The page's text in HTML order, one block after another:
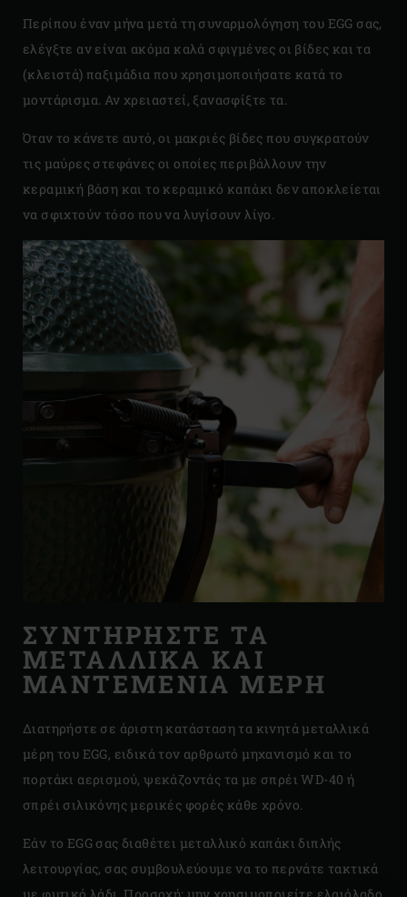
Περίπου έναν μήνα μετά τη συναρμολόγηση του EGG σας,
ελέγξτε αν είναι ακόμα καλά σφιγμένες οι βίδες και τα
(κλειστά) παξιμάδια που χρησιμοποιήσατε κατά το
μοντάρισμα. Αν χρειαστεί, ξανασφίξτε τα.
Όταν το κάνετε αυτό, οι μακριές βίδες που συγκρατούν
τις μαύρες στεφάνες οι οποίες περιβάλλουν την
κεραμική βάση και το κεραμικό καπάκι δεν αποκλείεται
να σφιχτούν τόσο που να λυγίσουν λίγο.
ΣΥΝΤΗΡΗΣΤΕ ΤΑ
ΜΕΤΑΛΛΙΚΑ ΚΑΙ
ΜΑΝΤΕΜΕΝΙΑ ΜΕΡΗ
Διατηρήστε σε άριστη κατάσταση τα κινητά μεταλλικά
μέρη του EGG, ειδικά τον αρθρωτό μηχανισμό και το
πορτάκι αερισμού, ψεκάζοντάς τα με σπρέι WD-40 ή
σπρέι σιλικόνης μερικές φορές κάθε χρόνο.
Εάν το EGG σας διαθέτει μεταλλικό καπάκι διπλής
λειτουργίας, σας συμβουλεύουμε να το περνάτε τακτικά